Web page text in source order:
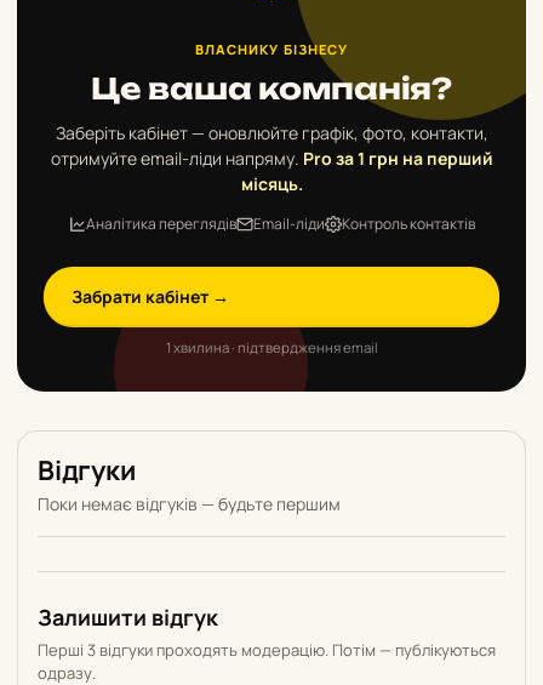
ВЛАСНИКУ БІЗНЕСУ
Це ваша компанія?
Заберіть кабінет — оновлюйте графік, фото, контакти,
отримуйте email-ліди напряму. Pro за 1 грн на перший
місяць.
Аналітика переглядів Email-ліди Контроль контактів
Забрати кабінет →
1 хвилина · підтвердження email
Відгуки
Поки немає відгуків — будьте першим
Залишити відгук
Перші 3 відгуки проходять модерацію. Потім — публікуються
одразу.